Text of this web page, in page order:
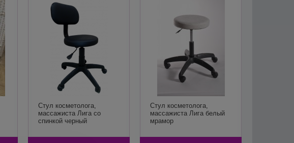
Стул косметолога,
массажиста Лига со
спинкой черный
Стул косметолога,
массажиста Лига белый
мрамор